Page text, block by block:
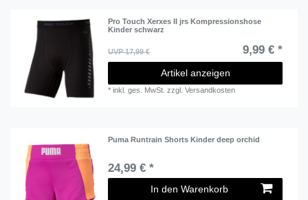
Pro Touch Xerxes II jrs Kompressionshose
Kinder schwarz
UVP 17,99 € 9,99 € *
Artikel anzeigen
*inkl. ges. MwSt. zzgl.Versandkosten
Puma Runtrain Shorts Kinder deep orchid
24,99 € *
In den Warenkorb